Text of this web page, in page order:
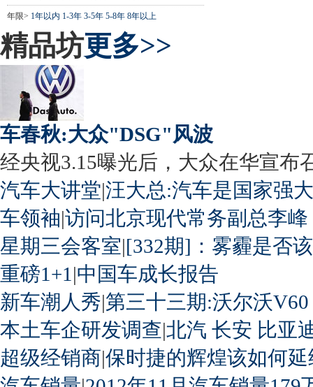
年限> 1年以内 1-3年 3-5年 5-8年 8年以上
精品坊更多>>
车春秋:大众"DSG"风波
经央视3.15曝光后，大众在华宣布
汽车大讲堂|汪大总:汽车是国家强
车领袖|访问北京现代常务副总李峰
星期三会客室|[332期]：雾霾是否
重磅1+1 |中国车成长报告
新车潮人秀|第三十三期:沃尔沃
本土车企研发调查|北汽 长安 比亚
超级经销商|保时捷的辉煌该如何延